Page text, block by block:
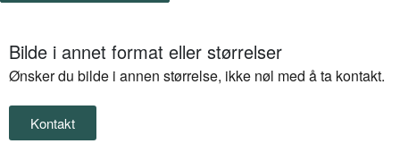
Bilde i annet format eller størrelser
Ønsker du bilde i annen størrelse, ikke nøl med å ta kontakt.
Kontakt